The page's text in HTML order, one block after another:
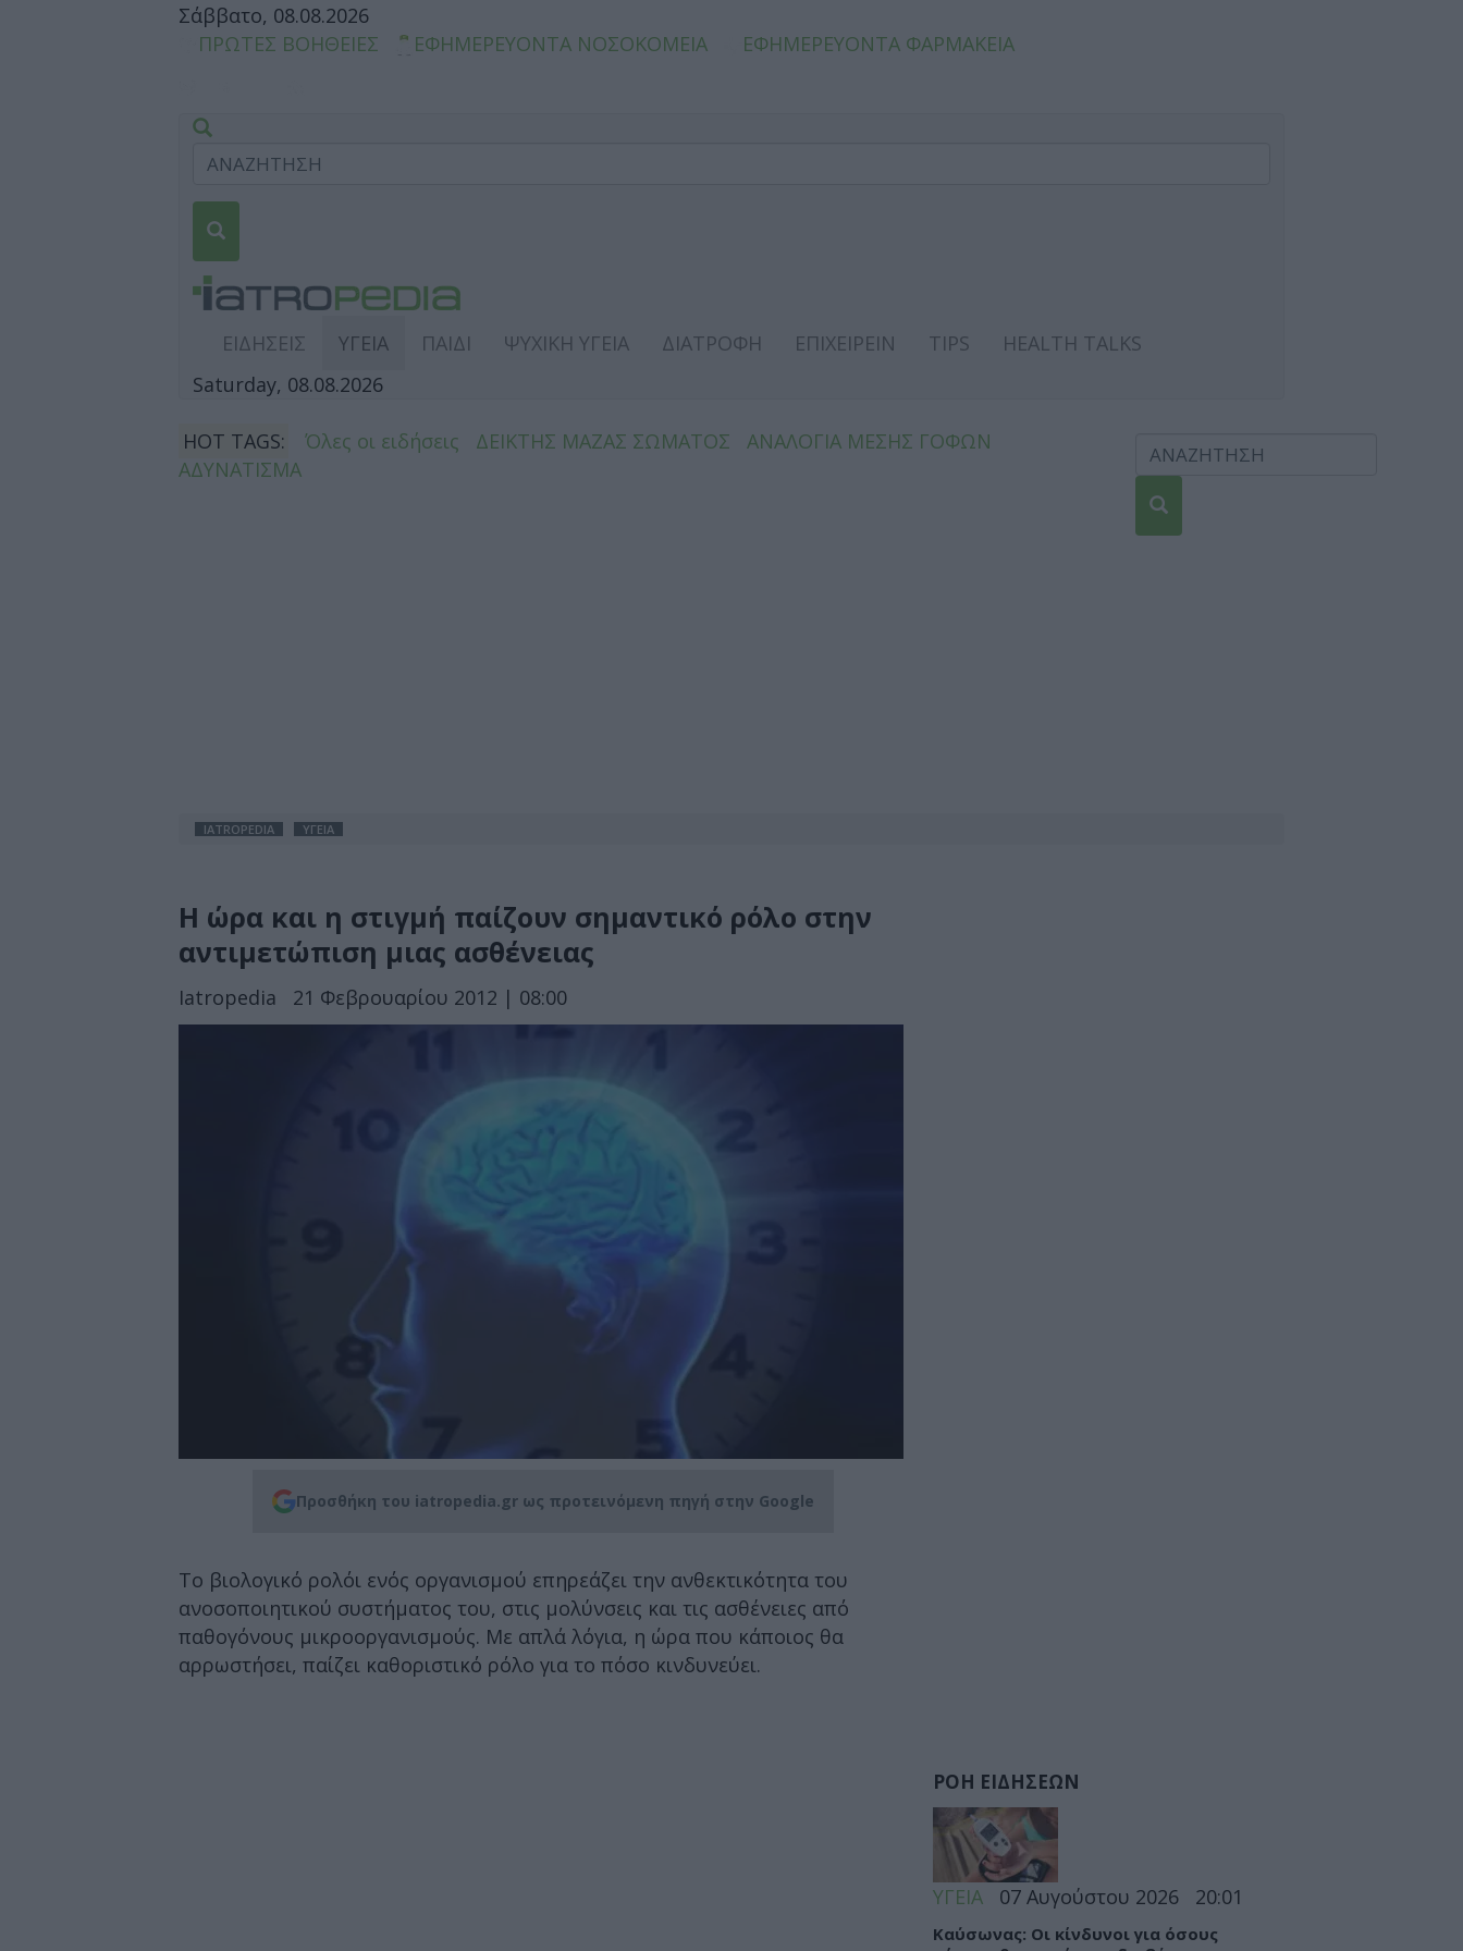
Σάββατο, 08.08.2026
ΠΡΩΤΕΣ ΒΟΗΘΕΙΕΣ
ΕΦΗΜΕΡΕΥΟΝΤΑ ΝΟΣΟΚΟΜΕΙΑ ΕΦΗΜΕΡΕΥΟΝΤΑ ΦΑΡΜΑΚΕΙΑ
ΕΙΔΗΣΕΙΣ ΥΓΕΙΑ ΠΑΙΔΙ ΨΥΧΙΚΗ ΥΓΕΙΑ ΔΙΑΤΡΟΦΗ ΕΠΙΧΕΙΡΕΙΝ TIPS
HEALTH TALKS
Saturday, 08.08.2026
HOT TAGS: Όλες οι ειδήσεις ΔΕΙΚΤΗΣ ΜΑΖΑΣ ΣΩΜΑΤΟΣ
ΑΝΑΛΟΓΙΑ ΜΕΣΗΣ ΓΟΦΩΝ
ΑΔΥΝΑΤΙΣΜΑ
IATROPEDIA ΥΓΕΙΑ
Η ώρα και η στιγμή παίζουν σημαντικό ρόλο στην
αντιμετώπιση μιας ασθένειας
Iatropedia 21 Φεβρουαρίου 2012 | 08:00
Προσθήκη του iatropedia.gr ως προτεινόμενη πηγή στην Google
Το βιολογικό ρολόι ενός οργανισμού επηρεάζει την ανθεκτικότητα του
ανοσοποιητικού συστήματος του, στις μολύνσεις και τις ασθένειες από
παθογόνους μικροοργανισμούς. Με απλά λόγια, η ώρα που κάποιος θα
αρρωστήσει, παίζει καθοριστικό ρόλο για το πόσο κινδυνεύει.
ΡΟΗ ΕΙΔΗΣΕΩΝ
ΥΓΕΙΑ 07 Αυγούστου 2026 20:01
Καύσωνας: Οι κίνδυνοι για όσους